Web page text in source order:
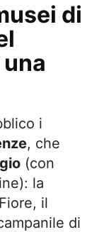
di
i
, che
(con
la
il
di